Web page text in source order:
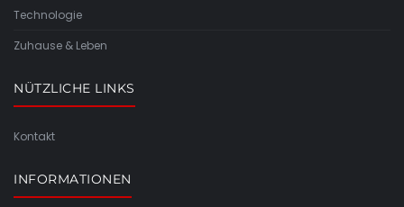
Technologie
Zuhause & Leben
NÜTZLICHE LINKS
Kontakt
INFORMATIONEN